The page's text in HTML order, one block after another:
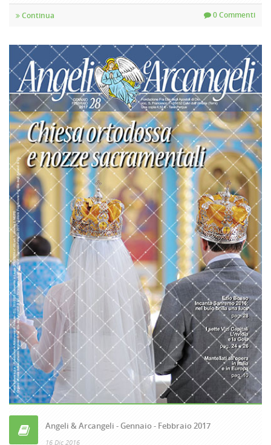
Continua 0 Commenti
Angeli & Arcangeli - Gennaio - Febbraio 2017
16 Dic 2016